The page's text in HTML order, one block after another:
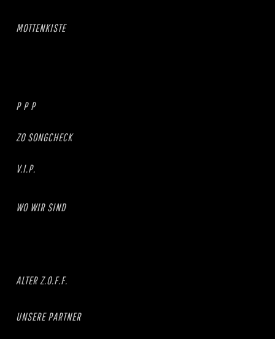
MOTTENKISTE
P P P
ZO SONGCHECK
V.I.P.
WO WIR SIND
ALTER Z.O.F.F.
UNSERE PARTNER